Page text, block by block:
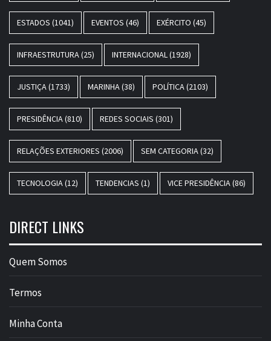
ESTADOS (1041) EVENTOS (46) EXÉRCITO (45)
INFRAESTRUTURA (25) INTERNACIONAL (1928)
JUSTIÇA (1733) MARINHA (38) POLÍTICA (2103)
PRESIDÊNCIA (810) REDES SOCIAIS (301)
RELAÇÕES EXTERIORES (2006) SEM CATEGORIA (32)
TECNOLOGIA (12) TENDENCIAS (1) VICE PRESIDÊNCIA (86)
DIRECT LINKS
Quem Somos
Termos
Minha Conta